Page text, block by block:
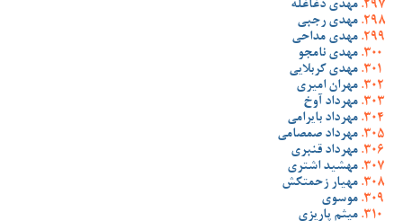
مهدی دغاغله
مهدی رجبی
مهدی مداحی
مهدی نامجو
مهدی کربلایی
مهران امیری
مهرداد آوخ
مهرداد بایرامی
مهرداد صمصامی
مهرداد قنبری
مهشید اشتری
مهیار زحمتکش
موسوی
میثم پاریزی